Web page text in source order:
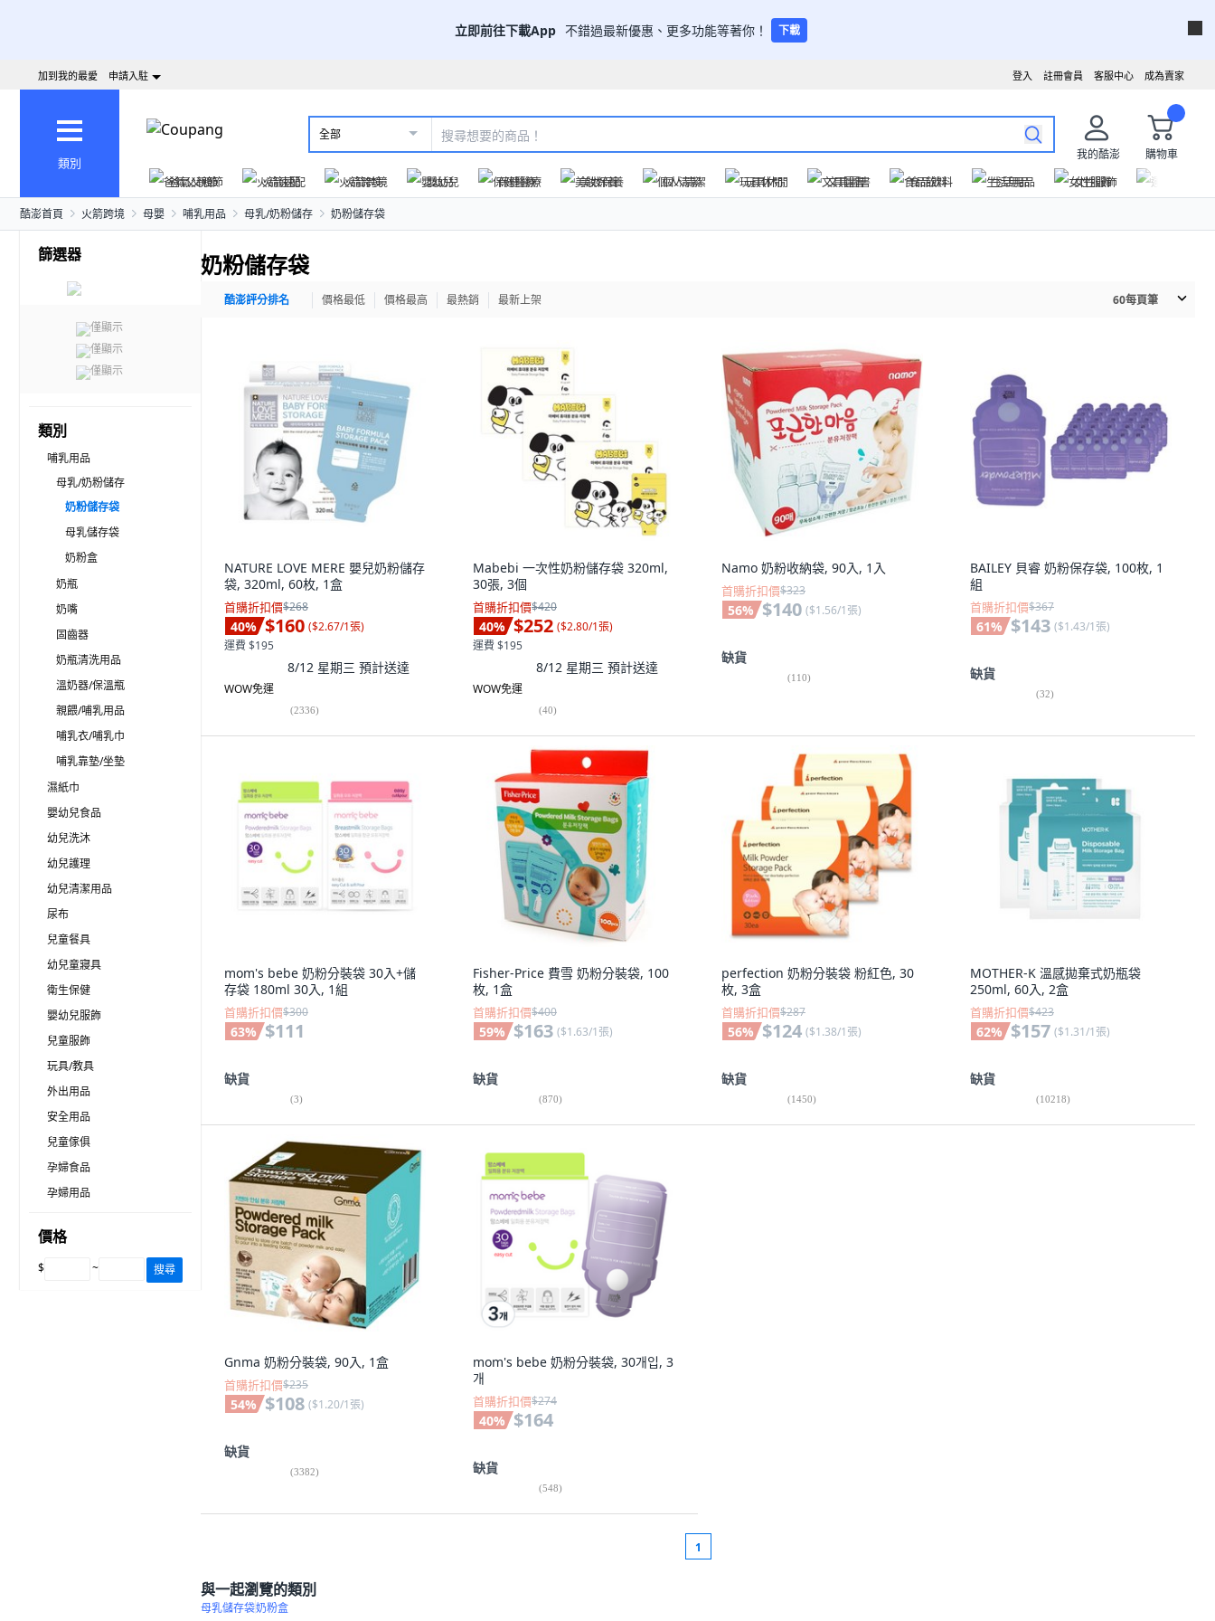
立即前往下載App 不錯過最新優惠、更多功能等著你！ 下載
成為賣家
客服中心
註冊會員
登入
加到我的最愛 申請入駐
類別
全部
我的酷澎
購物車
爸氣父親節
火箭速配 火箭跨境 嬰幼兒 保健醫療 美妝保養 個人清潔 玩具休閒 文具圖書 食品飲料 生活用品 女性服飾
酷澎首頁 火箭跨境 母嬰 哺乳用品 母乳/奶粉儲存 奶粉儲存袋
篩選器
僅顯示
僅顯示
僅顯示
類別
哺乳用品
母乳/奶粉儲存
奶粉儲存袋
母乳儲存袋
奶粉盒
奶瓶
奶嘴
固齒器
奶瓶清洗用品
溫奶器/保溫瓶
親餵/哺乳用品
哺乳衣/哺乳巾
哺乳靠墊/坐墊
濕紙巾
嬰幼兒食品
幼兒洗沐
幼兒護理
幼兒清潔用品
尿布
兒童餐具
幼兒童寢具
衛生保健
嬰幼兒服飾
兒童服飾
玩具/教具
外出用品
安全用品
兒童傢俱
孕婦食品
孕婦用品
價格
$ ~ 搜尋
奶粉儲存袋
酷澎評分排名 價格最低 價格最高 最熱銷 最新上架 60每頁筆
NATURE LOVE MERE 嬰兒奶粉儲存
袋, 320ml, 60枚, 1盒
首購折扣價$268
40% $160 ($2.67/1張)
運費 $195
8/12 星期三 預計送達
WOW免運
(2336)
Mabebi 一次性奶粉儲存袋 320ml,
30張, 3個
首購折扣價$420
40% $252 ($2.80/1張)
運費 $195
8/12 星期三 預計送達
WOW免運
(40)
Namo 奶粉收納袋, 90入, 1入
首購折扣價$323
56% $140 ($1.56/1張)
缺貨
(110)
BAILEY 貝睿 奶粉保存袋, 100枚, 1
組
首購折扣價$367
61% $143 ($1.43/1張)
缺貨
(32)
mom's bebe 奶粉分裝袋 30入+儲
存袋 180ml 30入, 1組
首購折扣價$300
63% $111
缺貨
(3)
Fisher-Price 費雪 奶粉分裝袋, 100
枚, 1盒
首購折扣價$400
59% $163 ($1.63/1張)
缺貨
(870)
perfection 奶粉分裝袋 粉紅色, 30
枚, 3盒
首購折扣價$287
56% $124 ($1.38/1張)
缺貨
(1450)
MOTHER-K 溫感拋棄式奶瓶袋
250ml, 60入, 2盒
首購折扣價$423
62% $157 ($1.31/1張)
缺貨
(10218)
Gnma 奶粉分裝袋, 90入, 1盒
首購折扣價$235
54% $108 ($1.20/1張)
缺貨
(3382)
mom's bebe 奶粉分裝袋, 30개입, 3
개
首購折扣價$274
40% $164
缺貨
(548)
1
與一起瀏覽的類別
母乳儲存袋奶粉盒